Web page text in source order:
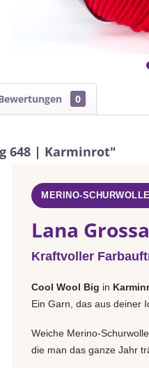
0
648 | Karminrot"
MERINO-
Lana
Kraftvoller
Cool Wool Big in
Ein Garn, das aus deiner
Weiche Merino-
die man das ganze Jahr